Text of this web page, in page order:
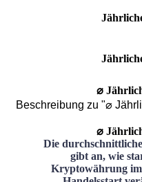
⌀
Beschreibung zu "⌀
⌀
Die
gibt an, wie
Kryptowährung